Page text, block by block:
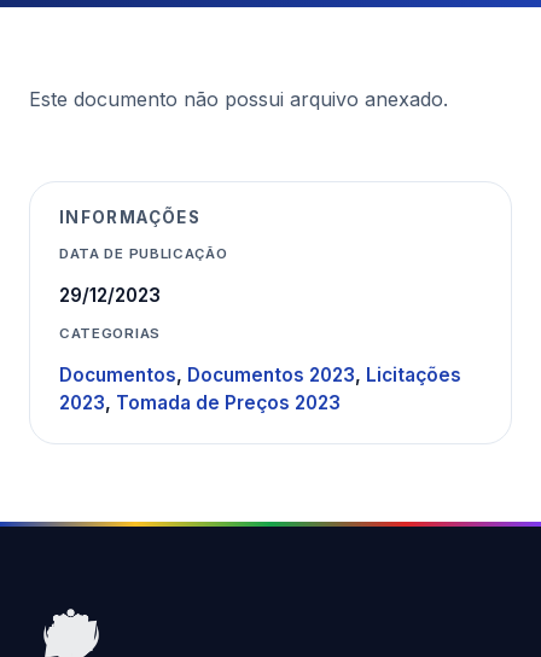
Este documento não possui arquivo anexado.
INFORMAÇÕES
DATA DE PUBLICAÇÃO
29/12/2023
CATEGORIAS
Documentos, Documentos 2023, Licitações
2023, Tomada de Preços 2023